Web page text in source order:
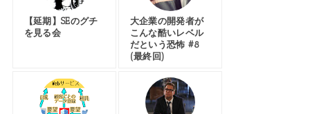
【延期】SEのグチ
を見る会
大企業の開発者が
こんな酷いレベル
だという恐怖 #8
(最終回)